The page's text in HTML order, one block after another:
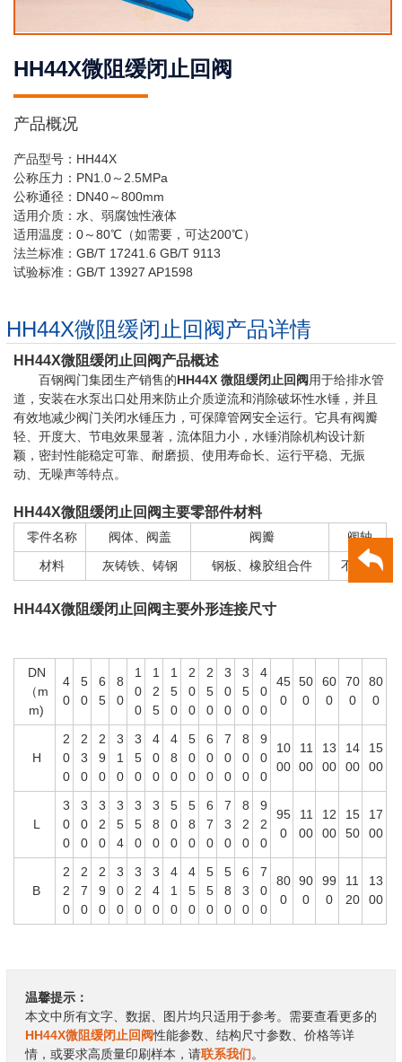
HH44X微阻缓闭止回阀
产品概况
产品型号：HH44X
公称压力：PN1.0～2.5MPa
公称通径：DN40～800mm
适用介质：水、弱腐蚀性液体
适用温度：0～80℃（如需要，可达200℃）
法兰标准：GB/T 17241.6 GB/T 9113
试验标准：GB/T 13927 AP1598
HH44X微阻缓闭止回阀产品详情
HH44X微阻缓闭止回阀产品概述
百钢阀门集团生产销售的HH44X微阻缓闭止回阀 用于给排水管
道，安装在水泵出口处用来防止介质逆流和消除破坏性水锤，并且
有效地减少阀门关闭水锤压力，可保障管网安全运行。它具有阀瓣
轻、开度大、节电效果显著，流体阻力小，水锤消除机构设计新
颖，密封性能稳定可靠、耐磨损、使用寿命长、运行平稳、无振
动、无噪声等特点。
HH44X微阻缓闭止回阀主要零部件材料
零件名称 阀体、阀盖 阀瓣
阀轴
材料
灰铸铁、铸钢 钢板、橡胶组合件 不锈钢
HH44X微阻缓闭止回阀主要外形连接尺寸
DN
（m
m)
4
0
5
0
6
5
8
0
1
0
0
1
2
5
1
5
0
2
0
0
2
5
0
3
0
0
3
5
0
4
0
0
45
0
50
0
60
0
70
0
80
0
H
2
0
0
2
3
0
2
9
0
3
1
0
3
5
0
4
0
0
4
8
0
5
0
0
6
0
0
7
0
0
8
0
0
9
0
0
10
00
11
00
13
00
14
00
15
00
L
3
0
0
3
0
0
3
2
0
3
5
4
3
5
0
3
8
0
5
0
0
5
8
0
6
7
0
7
3
0
8
2
0
9
2
0
95
0
11
00
12
00
15
50
17
00
B
2
2
0
2
7
0
2
9
0
3
0
0
3
2
0
3
4
0
4
1
0
4
5
0
5
5
0
5
8
0
6
3
0
7
0
0
80
0
90
0
99
0
11
20
13
00
温馨提示：
本文中所有文字、数据、图片均只适用于参考。需要查看更多的
HH44X微阻缓闭止回阀性能参数、结构尺寸参数、价格等详
情，或要求高质量印刷样本，请联系我们。